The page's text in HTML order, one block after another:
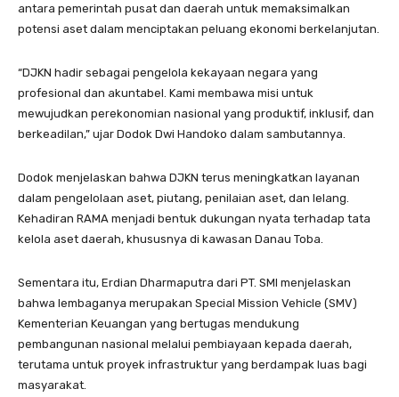
antara pemerintah pusat dan daerah untuk memaksimalkan
potensi aset dalam menciptakan peluang ekonomi berkelanjutan.
“DJKN hadir sebagai pengelola kekayaan negara yang
profesional dan akuntabel. Kami membawa misi untuk
mewujudkan perekonomian nasional yang produktif, inklusif, dan
berkeadilan,” ujar Dodok Dwi Handoko dalam sambutannya.
Dodok menjelaskan bahwa DJKN terus meningkatkan layanan
dalam pengelolaan aset, piutang, penilaian aset, dan lelang.
Kehadiran RAMA menjadi bentuk dukungan nyata terhadap tata
kelola aset daerah, khususnya di kawasan Danau Toba.
Sementara itu, Erdian Dharmaputra dari PT. SMI menjelaskan
bahwa lembaganya merupakan Special Mission Vehicle (SMV)
Kementerian Keuangan yang bertugas mendukung
pembangunan nasional melalui pembiayaan kepada daerah,
terutama untuk proyek infrastruktur yang berdampak luas bagi
masyarakat.